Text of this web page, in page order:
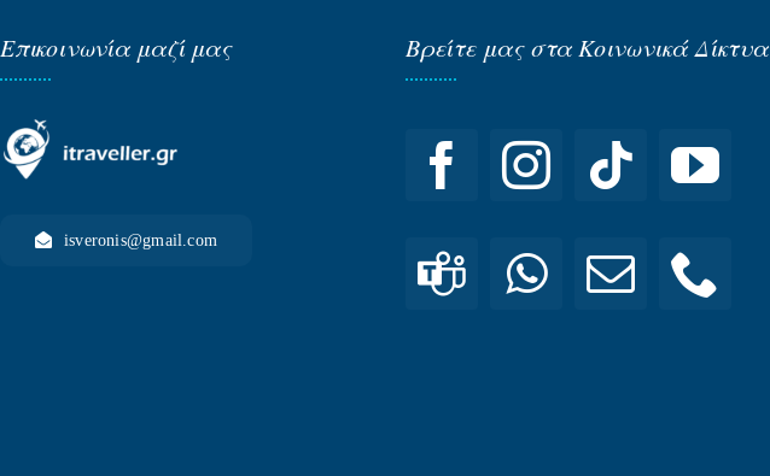
Επικοινωνία μαζί μας
isveronis@gmail.com
Βρείτε μας στα Κοινωνικά Δίκτυα